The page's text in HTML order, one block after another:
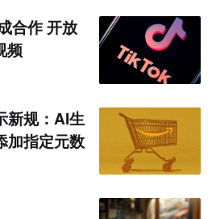
合作 开放
频
新规：AI生
加指定元数